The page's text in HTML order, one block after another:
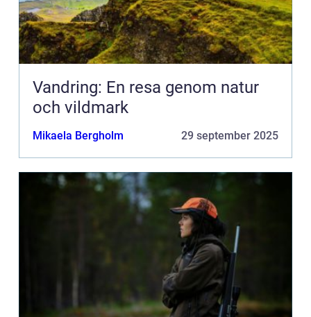
Vandring: En resa genom natur
och vildmark
Mikaela Bergholm 29 september 2025